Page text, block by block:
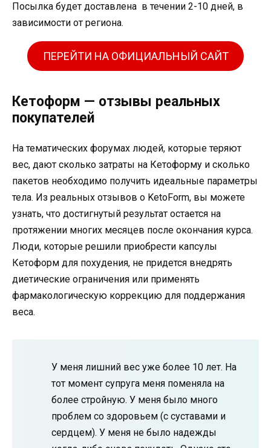
Посылка будет доставлена ​​ в течении 2-10 дней, в
зависимости от региона.
ПЕРЕЙТИ НА ОФИЦИАЛЬНЫЙ САЙТ
Кетоформ — отзывы реальных
покупателей
На тематических форумах людей, которые теряют
вес, дают сколько затраты на Кетоформу и сколько
пакетов необходимо получить идеальные параметры
тела. Из реальных отзывов о KetoForm, вы можете
узнать, что достигнутый результат остается на
протяжении многих месяцев после окончания курса.
Люди, которые решили приобрести капсулы
Кетоформ для похудения, не придется внедрять
диетические ограничения или применять
фармакологическую коррекцию для поддержания
веса.
У меня лишний вес уже более 10 лет. На
тот момент супруга меня поменяла на
более стройную. У меня было много
проблем со здоровьем (с суставами и
сердцем). У меня не было надежды